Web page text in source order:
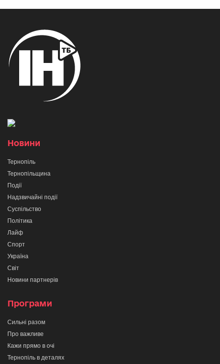
Новини
Тернопіль
Тернопільщина
Події
Надзвичайні події
Суспільство
Політика
Лайф
Спорт
Україна
Світ
Новини партнерів
Програми
Сильні разом
Про важливе
Кажи прямо в очі
Тернопіль в деталях